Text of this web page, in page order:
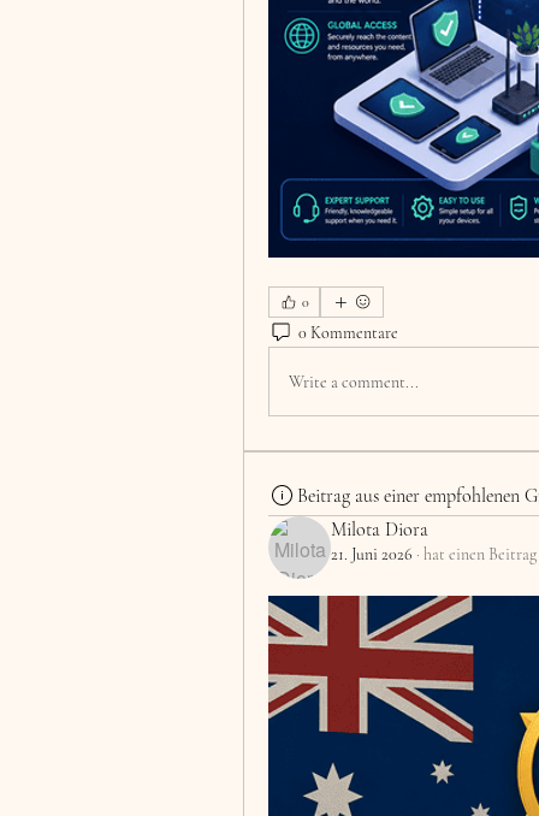
0
0 Kommentare
Write a comment...
Beitrag aus einer empfohlenen
Milota Diora
21. Juni 2026 · hat einen